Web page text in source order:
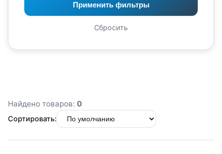
Применить фильтры
Сбросить
Найдено товаров: 0
Сортировать: